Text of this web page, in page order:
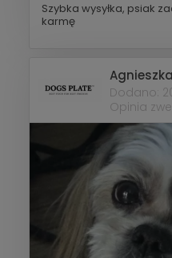
Szybka wysyłka, psiak
karmę
Agnieszka
Dodano:
Opinia